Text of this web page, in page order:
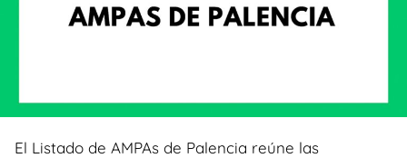
El Listado de AMPAs de Palencia reúne las